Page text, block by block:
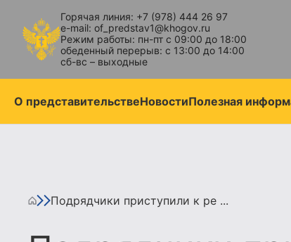
Горячая линия: +7 (978) 444 26 97
e-mail: of_predstav1@khogov.ru
Режим работы: пн-пт с 09:00 до 18:00
обеденный перерыв: с 13:00 до 14:00
сб-вс – выходные
О представительствеНовостиПолезная
Подрядчики приступили к ре ...